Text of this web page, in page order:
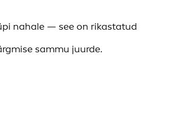
nahale — see on rikastatud
sammu juurde.